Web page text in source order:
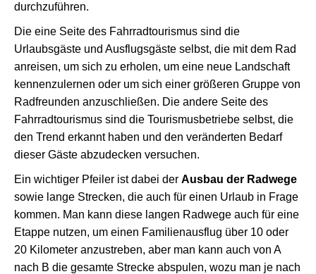
durchzuführen.
Die eine Seite des Fahrradtourismus sind die
Urlaubsgäste und Ausflugsgäste selbst, die mit dem Rad
anreisen, um sich zu erholen, um eine neue Landschaft
kennenzulernen oder um sich einer größeren Gruppe von
Radfreunden anzuschließen. Die andere Seite des
Fahrradtourismus sind die Tourismusbetriebe selbst, die
den Trend erkannt haben und den veränderten Bedarf
dieser Gäste abzudecken versuchen.
Ein wichtiger Pfeiler ist dabei der Ausbau der Radwege
sowie lange Strecken, die auch für einen Urlaub in Frage
kommen. Man kann diese langen Radwege auch für eine
Etappe nutzen, um einen Familienausflug über 10 oder
20 Kilometer anzustreben, aber man kann auch von A
nach B die gesamte Strecke abspulen, wozu man je nach